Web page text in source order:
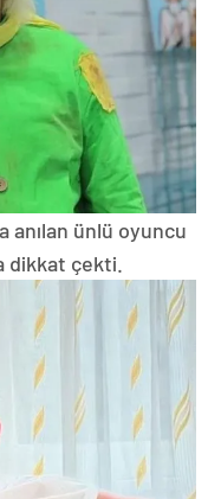
anılan ünlü oyuncu
dikkat çekti.